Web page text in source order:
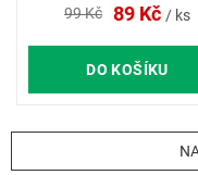
99 Kč 89 Kč / ks
DO KOŠÍKU